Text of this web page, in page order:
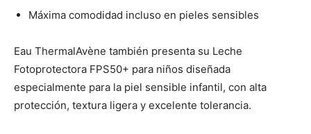
Máxima comodidad incluso en pieles sensibles
Eau ThermalAvène también presenta su Leche
Fotoprotectora FPS50+ para niños diseñada
especialmente para la piel sensible infantil, con alta
protección, textura ligera y excelente tolerancia.